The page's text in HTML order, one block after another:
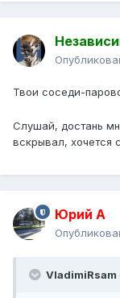
Твои соседи-
Слушай, достань
вскрывал, хочется
Юрий А
VladimiRsam